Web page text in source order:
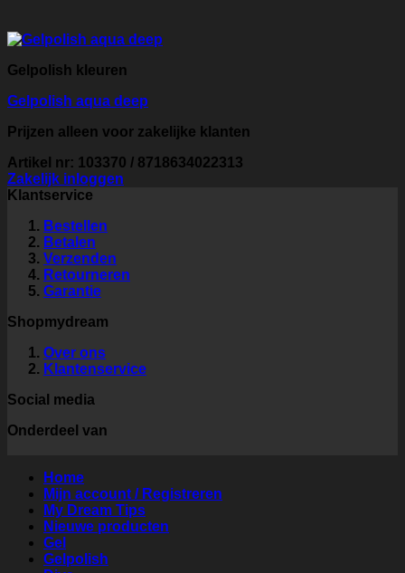
Gelpolish kleuren
Gelpolish aqua deep
Prijzen alleen voor zakelijke klanten
Artikel nr: 103370 / 8718634022313
Zakelijk inloggen
Klantservice
Bestellen
Betalen
Verzenden
Retourneren
Garantie
Shopmydream
Over ons
Klantenservice
Social media
Onderdeel van
Home
Mijn account / Registreren
My Dream Tips
Nieuwe producten
Gel
Gelpolish